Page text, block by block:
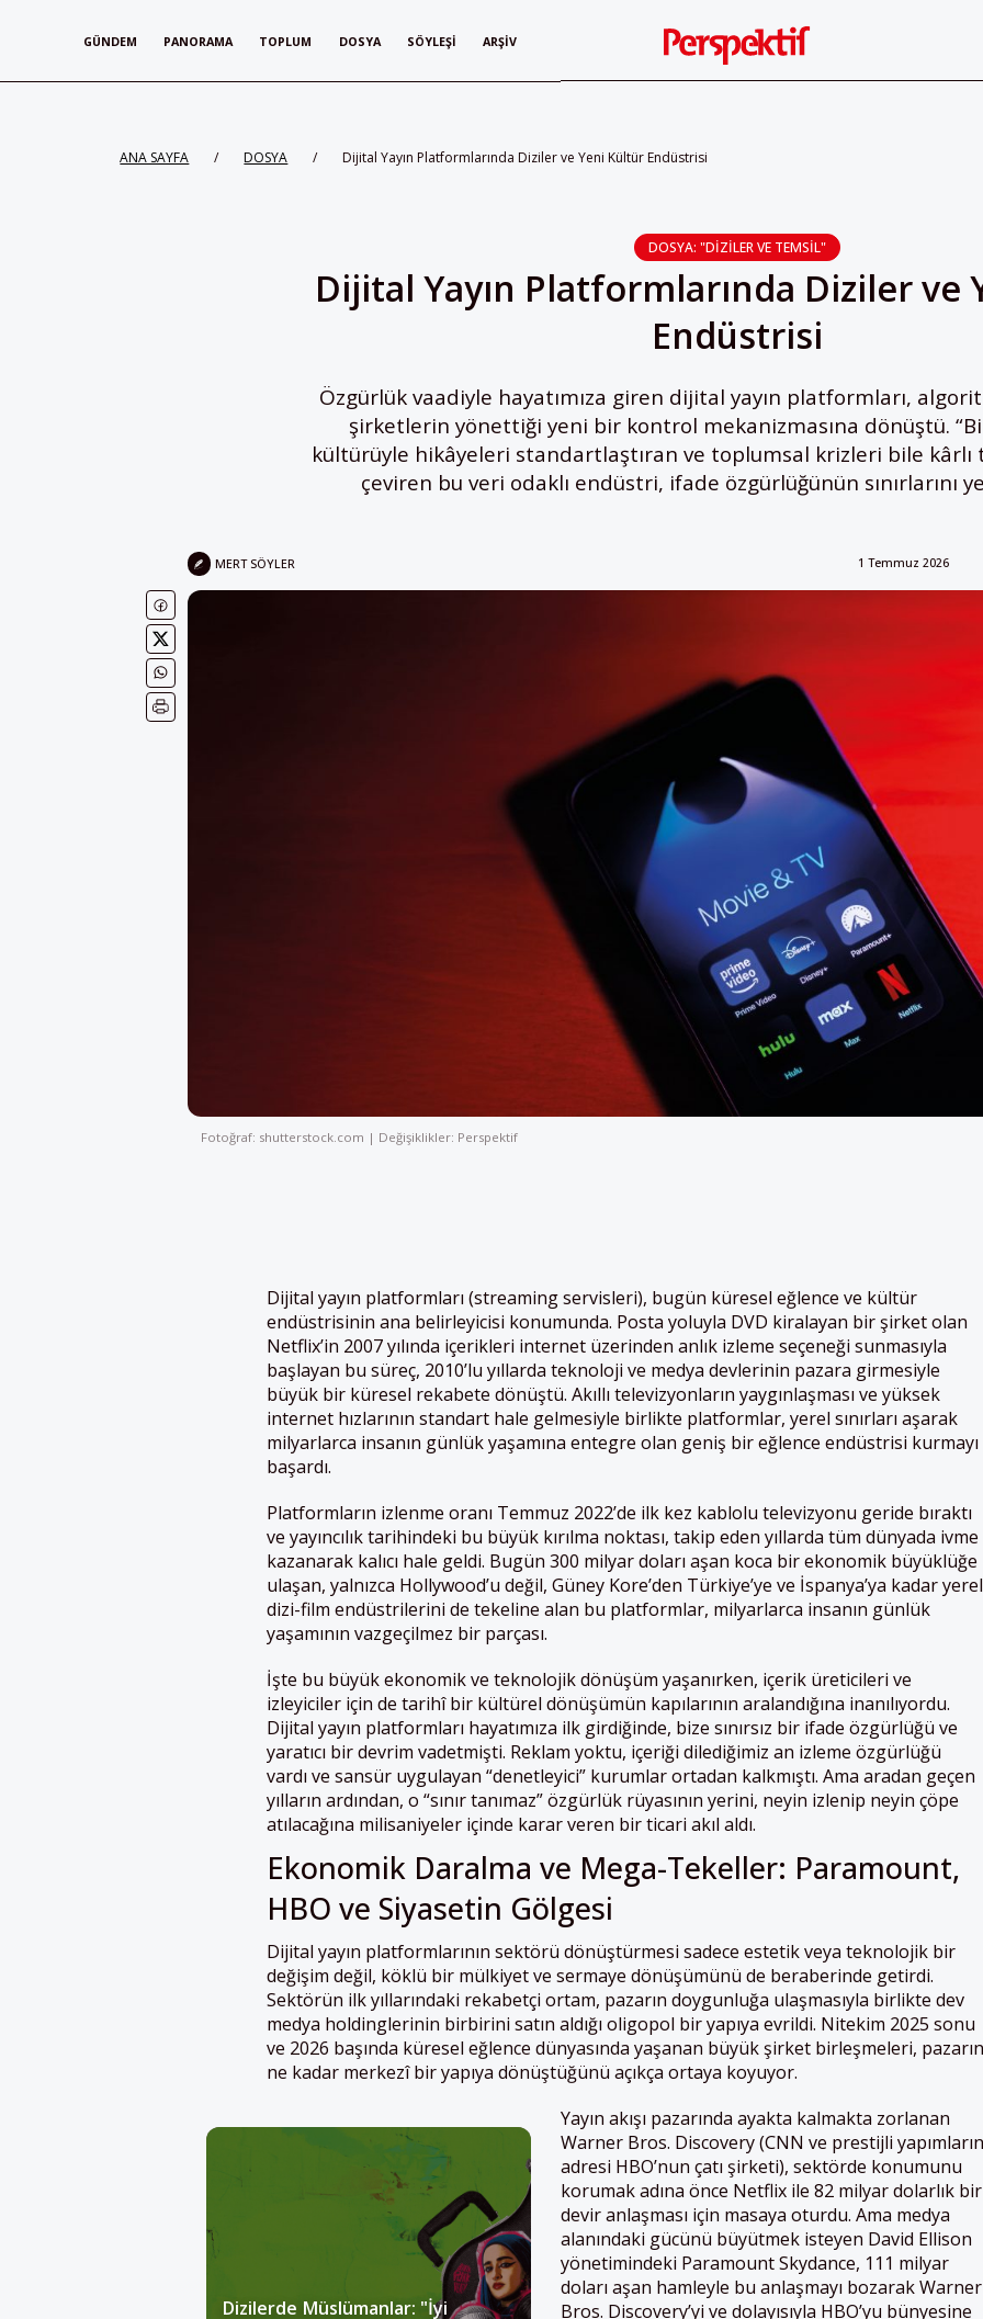
GÜNDEM PANORAMA TOPLUM DOSYA SÖYLEŞI ARŞIV
ANA SAYFA / DOSYA / Dijital Yayın Platformlarında Diziler ve Yeni Kültür Endüstrisi
DOSYA: "DIZILER VE TEMSIL"
Dijital Yayın Platformlarında Diziler ve
Endüstrisi
Özgürlük vaadiyle hayatımıza giren dijital yayın platformları,
şirketlerin yönettiği yeni bir kontrol mekanizmasına dönüştü.
kültürüyle hikâyeleri standartlaştıran ve toplumsal krizleri bile
çeviren bu veri odaklı endüstri, ifade özgürlüğünün sınırlarını
MERT SÖYLER 1 Temmuz 2026
Fotoğraf: shutterstock.com | Değişiklikler: Perspektif
Dijital yayın platformları (streaming servisleri), bugün küresel eğlence ve kültür
endüstrisinin ana belirleyicisi konumunda. Posta yoluyla DVD kiralayan bir şirket olan
Netflix’in 2007 yılında içerikleri internet üzerinden anlık izleme seçeneği sunmasıyla
başlayan bu süreç, 2010’lu yıllarda teknoloji ve medya devlerinin pazara girmesiyle
büyük bir küresel rekabete dönüştü. Akıllı televizyonların yaygınlaşması ve yüksek
internet hızlarının standart hale gelmesiyle birlikte platformlar, yerel sınırları aşarak
milyarlarca insanın günlük yaşamına entegre olan geniş bir eğlence endüstrisi kurmayı
başardı.
Platformların izlenme oranı Temmuz 2022’de ilk kez kablolu televizyonu geride bıraktı
ve yayıncılık tarihindeki bu büyük kırılma noktası, takip eden yıllarda tüm dünyada ivme
kazanarak kalıcı hale geldi. Bugün 300 milyar doları aşan koca bir ekonomik büyüklüğe
ulaşan, yalnızca Hollywood’u değil, Güney Kore’den Türkiye’ye ve İspanya’ya kadar yerel
dizi-film endüstrilerini de tekeline alan bu platformlar, milyarlarca insanın günlük
yaşamının vazgeçilmez bir parçası.
İşte bu büyük ekonomik ve teknolojik dönüşüm yaşanırken, içerik üreticileri ve
izleyiciler için de tarihî bir kültürel dönüşümün kapılarının aralandığına inanılıyordu.
Dijital yayın platformları hayatımıza ilk girdiğinde, bize sınırsız bir ifade özgürlüğü ve
yaratıcı bir devrim vadetmişti. Reklam yoktu, içeriği dilediğimiz an izleme özgürlüğü
vardı ve sansür uygulayan “denetleyici” kurumlar ortadan kalkmıştı. Ama aradan geçen
yılların ardından, o “sınır tanımaz” özgürlük rüyasının yerini, neyin izlenip neyin çöpe
atılacağına milisaniyeler içinde karar veren bir ticari akıl aldı.
Ekonomik Daralma ve Mega-Tekeller: Paramount,
HBO ve Siyasetin Gölgesi
Dijital yayın platformlarının sektörü dönüştürmesi sadece estetik veya teknolojik bir
değişim değil, köklü bir mülkiyet ve sermaye dönüşümünü de beraberinde getirdi.
Sektörün ilk yıllarındaki rekabetçi ortam, pazarın doygunluğa ulaşmasıyla birlikte dev
medya holdinglerinin birbirini satın aldığı oligopol bir yapıya evrildi. Nitekim 2025 sonu
ve 2026 başında küresel eğlence dünyasında yaşanan büyük şirket birleşmeleri, pazarın
ne kadar merkezî bir yapıya dönüştüğünü açıkça ortaya koyuyor.
Dizilerde Müslümanlar: "İyi
Yayın akışı pazarında ayakta kalmakta zorlanan
Warner Bros. Discovery (CNN ve prestijli yapımların
adresi HBO’nun çatı şirketi), sektörde konumunu
korumak adına önce Netflix ile 82 milyar dolarlık bir
devir anlaşması için masaya oturdu. Ama medya
alanındaki gücünü büyütmek isteyen David Ellison
yönetimindeki Paramount Skydance, 111 milyar
doları aşan hamleyle bu anlaşmayı bozarak Warner
Bros. Discovery’yi ve dolayısıyla HBO’yu bünyesine